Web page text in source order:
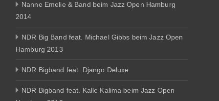
Nanne Emelie & Band beim Jazz Open Hamburg
2014
NDR Big Band feat. Michael Gibbs beim Jazz Open
Hamburg 2013
NDR Bigband feat. Django Deluxe
NDR Bigband feat. Kalle Kalima beim Jazz Open